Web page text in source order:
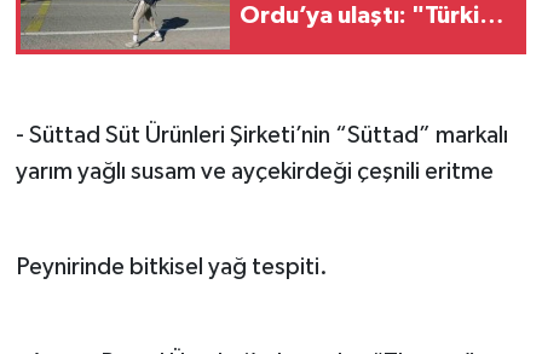
Ordu’ya ulaştı: "Türkiye
- Süttad Süt Ürünleri Şirketi’nin “Süttad” markalı
yarım yağlı susam ve ayçekirdeği çeşnili eritme
Peynirinde bitkisel yağ tespiti.